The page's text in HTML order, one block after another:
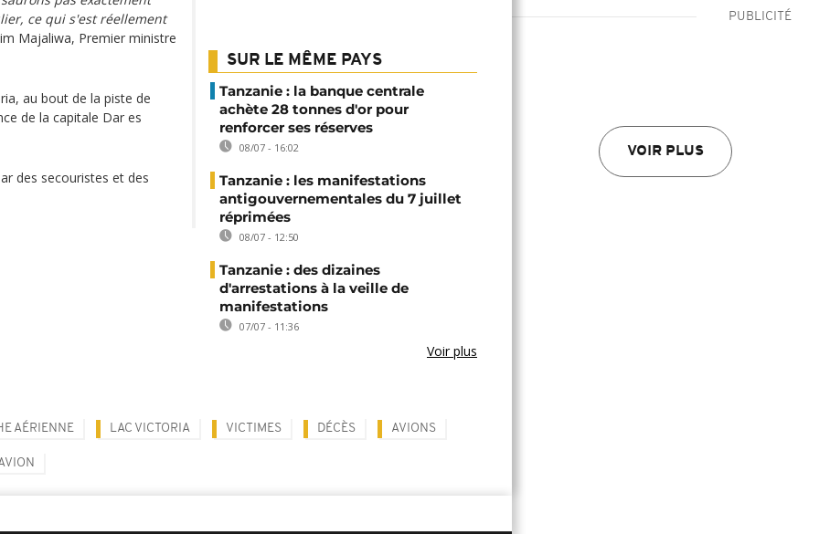
PUBLICITÉ
VOIR PLUS
ce qui s'est réellement
Majaliwa, Premier ministre
au bout de la piste de
de la capitale Dar es
des secouristes et des
SUR LE MÊME PAYS
Tanzanie : la banque centrale
achète 28 tonnes d'or pour
renforcer ses réserves
08/07 - 16:02
Tanzanie : les manifestations
antigouvernementales du 7 juillet
réprimées
08/07 - 12:50
Tanzanie : des dizaines
d'arrestations à la veille de
manifestations
07/07 - 11:36
Voir plus
AÉRIENNE LAC VICTORIA VICTIMES DÉCÈS AVIONS